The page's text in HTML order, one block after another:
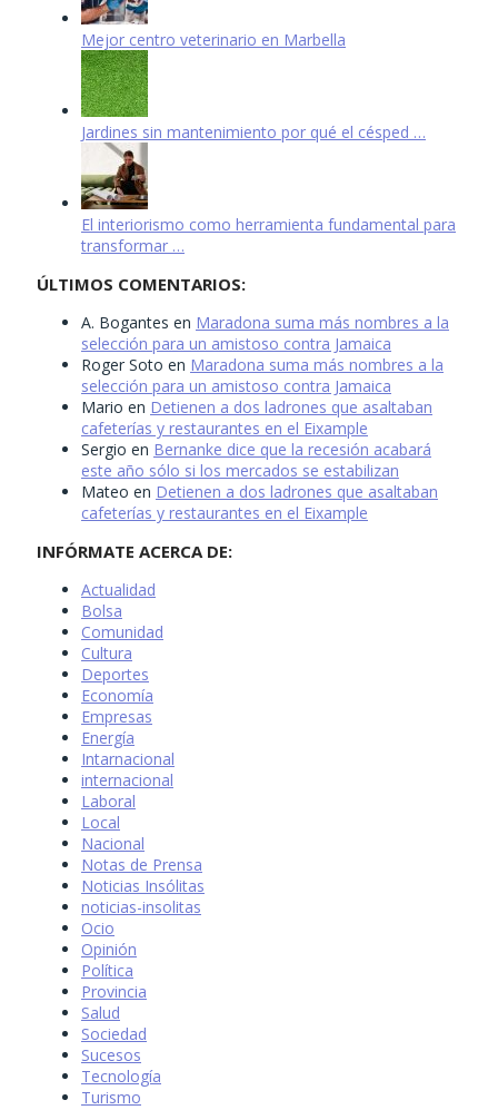
Mejor centro veterinario en Marbella
Jardines sin mantenimiento por qué el césped …
El interiorismo como herramienta fundamental para
transformar …
ÚLTIMOS COMENTARIOS:
A. Bogantes en Maradona suma más nombres a la
selección para un amistoso contra Jamaica
Roger Soto en Maradona suma más nombres a la
selección para un amistoso contra Jamaica
Mario en Detienen a dos ladrones que asaltaban
cafeterías y restaurantes en el Eixample
Sergio en Bernanke dice que la recesión acabará
este año sólo si los mercados se estabilizan
Mateo en Detienen a dos ladrones que asaltaban
cafeterías y restaurantes en el Eixample
INFÓRMATE ACERCA DE:
Actualidad
Bolsa
Comunidad
Cultura
Deportes
Economía
Empresas
Energía
Intarnacional
internacional
Laboral
Local
Nacional
Notas de Prensa
Noticias Insólitas
noticias-insolitas
Ocio
Opinión
Política
Provincia
Salud
Sociedad
Sucesos
Tecnología
Turismo